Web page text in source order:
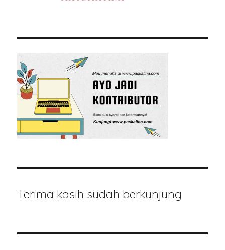
Terima kasih sudah berkunjung